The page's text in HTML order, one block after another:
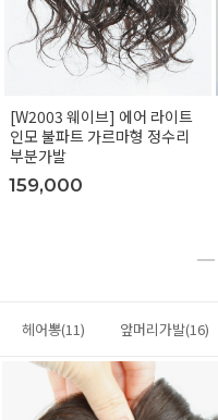
[W2003 웨이브] 에어 라이트
인모 불파트 가르마형 정수리
부분가발
159,000
헤어뽕(11) 앞머리가발(16)